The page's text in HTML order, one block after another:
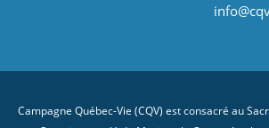
Campagne Québec-Vie (CQV) est consacré au